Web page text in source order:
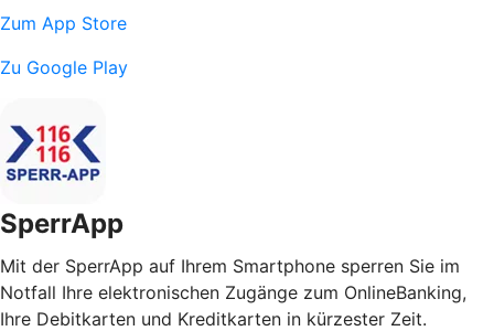
Zum App Store
Zu Google Play
SperrApp
Mit der SperrApp auf Ihrem Smartphone sperren Sie im
Notfall Ihre elektronischen Zugänge zum OnlineBanking,
Ihre Debitkarten und Kreditkarten in kürzester Zeit.